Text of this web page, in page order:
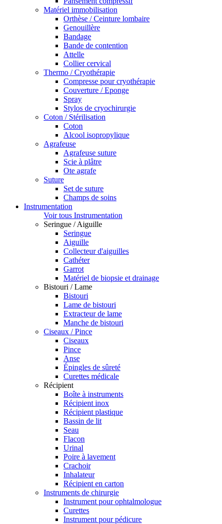
Matériel immobilisation
Orthèse / Ceinture lombaire
Genouillère
Bandage
Bande de contention
Attelle
Collier cervical
Thermo / Cryothérapie
Compresse pour cryothérapie
Couverture / Eponge
Spray
Stylos de cryochirurgie
Coton / Stérilisation
Coton
Alcool isopropylique
Agrafeuse
Agrafeuse suture
Scie à plâtre
Ote agrafe
Suture
Set de suture
Champs de soins
Instrumentation
Voir tous Instrumentation
Seringue / Aiguille
Seringue
Aiguille
Collecteur d'aiguilles
Cathéter
Garrot
Matériel de biopsie et drainage
Bistouri / Lame
Bistouri
Lame de bistouri
Extracteur de lame
Manche de bistouri
Ciseaux / Pince
Ciseaux
Pince
Anse
Épingles de sûreté
Curettes médicale
Récipient
Boîte à instruments
Récipient inox
Récipient plastique
Bassin de lit
Seau
Flacon
Urinal
Poire à lavement
Crachoir
Inhalateur
Récipient en carton
Instruments de chirurgie
Instrument pour ophtalmologue
Curettes
Instrument pour pédicure